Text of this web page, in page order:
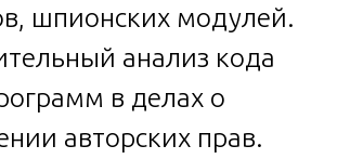
шпионских модулей.
анализ кода
в делах о
авторских прав.